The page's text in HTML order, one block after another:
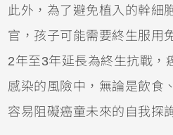
此外，為了避免植入的幹細
官，孩子可能需要終生服用
2年至3年延長為終生抗戰，
感染的風險中，無論是飲食
容易阻礙癌童未來的自我探